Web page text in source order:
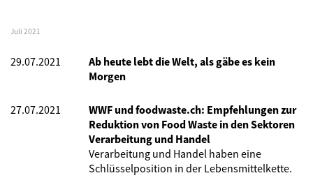
Juli 2021
29.07.2021
Ab heute lebt die Welt, als gäbe es kein
Morgen
27.07.2021
WWF und foodwaste.ch: Empfehlungen zur
Reduktion von Food Waste in den Sektoren
Verarbeitung und Handel
Verarbeitung und Handel haben eine
Schlüsselposition in der Lebensmittelkette.